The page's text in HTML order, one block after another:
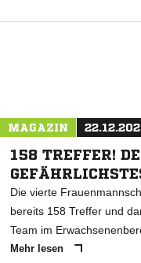
MAGAZIN
158 TREFFER!
Die vierte
bereits 158 Treffer und
Team im
Mehr lesen